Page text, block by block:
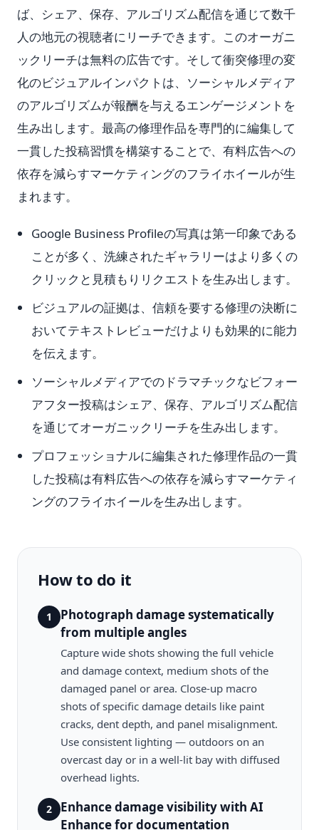
ば、シェア、保存、アルゴリズム配信を通じて数千
人の地元の視聴者にリーチできます。このオーガニ
ックリーチは無料の広告です。そして衝突修理の変
化のビジュアルインパクトは、ソーシャルメディア
のアルゴリズムが報酬を与えるエンゲージメントを
生み出します。最高の修理作品を専門的に編集して
一貫した投稿習慣を構築することで、有料広告への
依存を減らすマーケティングのフライホイールが生
まれます。
Google Business Profileの写真は第一印象である
ことが多く、洗練されたギャラリーはより多くの
クリックと見積もりリクエストを生み出します。
ビジュアルの証拠は、信頼を要する修理の決断に
おいてテキストレビューだけよりも効果的に能力
を伝えます。
ソーシャルメディアでのドラマチックなビフォー
アフター投稿はシェア、保存、アルゴリズム配信
を通じてオーガニックリーチを生み出します。
プロフェッショナルに編集された修理作品の一貫
した投稿は有料広告への依存を減らすマーケティ
ングのフライホイールを生み出します。
How to do it
1
Photograph damage systematically
from multiple angles
Capture wide shots showing the full vehicle
and damage context, medium shots of the
damaged panel or area. Close-up macro
shots of specific damage details like paint
cracks, dent depth, and panel misalignment.
Use consistent lighting — outdoors on an
overcast day or in a well-lit bay with diffused
overhead lights.
2
Enhance damage visibility with AI
Enhance for documentation